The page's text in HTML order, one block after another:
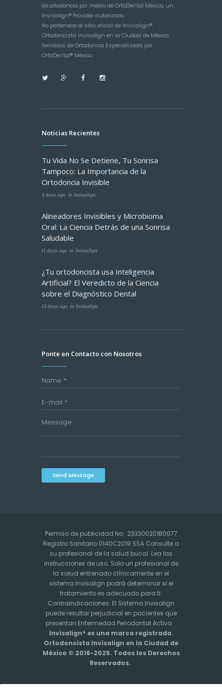
de ortodoncia por medio de OrtoDental México, un
Invisalign® Provider autorizado.
No pertenece al sitio oficial de Invisalign®.
Ortodoncista Invisalign en la Ciudad de México.
Servicios de Ortodoncia Especializada por
OrtoDental® México.
Noticias Recientes
Tu Vida No Se Detiene, Tu Sonrisa
Tampoco: La Importancia de la
Ortodoncia Invisible
4 days ago in Invisalign
Alineadores Invisibles y Microbioma
Oral: La Ciencia Detrás de una Sonrisa
Saludable
11 days ago in Invisalign
¿Tu ortodoncista usa Inteligencia
Artificial? El Veredicto de la Ciencia
sobre el Diagnóstico Dental
15 days ago in Invisalign
Ponte en Contacto con Nosotros
Send Message
Permiso de publicidad No.: 233300201B0077
Registro Sanitario 0140C2019 SSA Consulte a
su profesional de la salud bucal. Lea las
instrucciones de uso. Solo un profesional de
la salud entrenado clínicamente en el
sistema Invisalign podrá determinar si el
tratamiento es adecuado para ti.
Contraindicaciones: El Sistema Invisalign
puede resultar perjudicial en pacientes que
presentan Enfermedad Periodontal Activa.
Invisalign® es una marca registrada.
Ortodoncista Invisalign en la Ciudad de
México © 2016-2025. Todos los Derechos
Reservados.